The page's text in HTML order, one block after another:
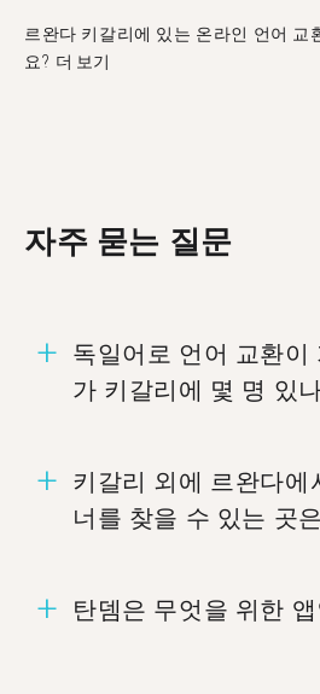
르완다 키갈리에 있는 온라인 언어 교
요? 더 보기
자주 묻는 질문
독일어로 언어 교환이
가 키갈리에 몇 명 있
준비가 되어 있습니다.
키갈리 외에 르완다에
너를 찾을 수 있는 곳
탄뎀은 무엇을 위한